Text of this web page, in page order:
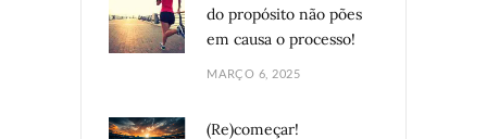
do propósito não pões
em causa o processo!
MARÇO 6, 2025
(Re)começar!